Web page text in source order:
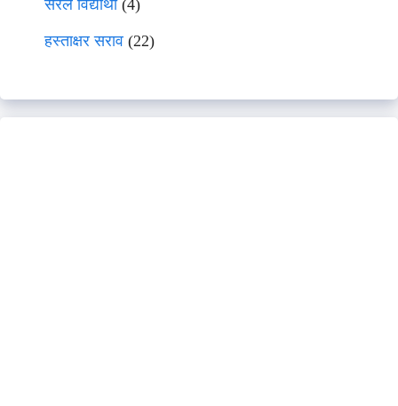
सरल विद्यार्थी(4)
हस्ताक्षर सराव (22)